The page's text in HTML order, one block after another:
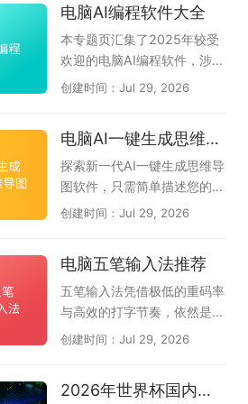
见，以及扣子、博思AIPPT、
360AI办公、Cherry Studio
等工具，帮助你找到适合自己
端较好用的AI软件，希望对大
家有帮助。如果您觉得好用的
话，可以收藏本专题。如果在
请联系软件客服反馈。（此专
推荐10款。）
体应用，助力办公、创作、高
效算力赋能电脑智能操作，一
站式了解热门电脑智能体工
具。
电脑AI编程软件大全
本专题页汇集了2025年较受
欢迎的电脑AI编程软件，涉及
CodeBuddy腾讯云代码助
e、豆包AI编程、夸克AI编
程、Cursor、CodeGeeX插
件等AI编程工具下载推荐。无
论您是初学者还是专业开发
题。
创建时间：Jul 29, 2026
电脑AI一键生成思维导图软件大全
探索新一代AI一键生成思维导
图软件，只需简单描述您的核
心主题，AI便能即刻为您构建
读书笔记、创意策划、项目规
划还是知识整理，即可智能生
成结构清晰的思维导图，帮您
自动化梳理思路，大幅节省时
图等多种图形，如甘特图、鱼
创建时间：Jul 29, 2026
电脑五笔输入法推荐
五笔输入法凭借极低的重码率
与高效的打字节奏，依然是许
多文字工作者和专业人士的首
的情况下精准输出，减少选字
创建时间：Jul 29, 2026
2026年世界杯国内转播平台